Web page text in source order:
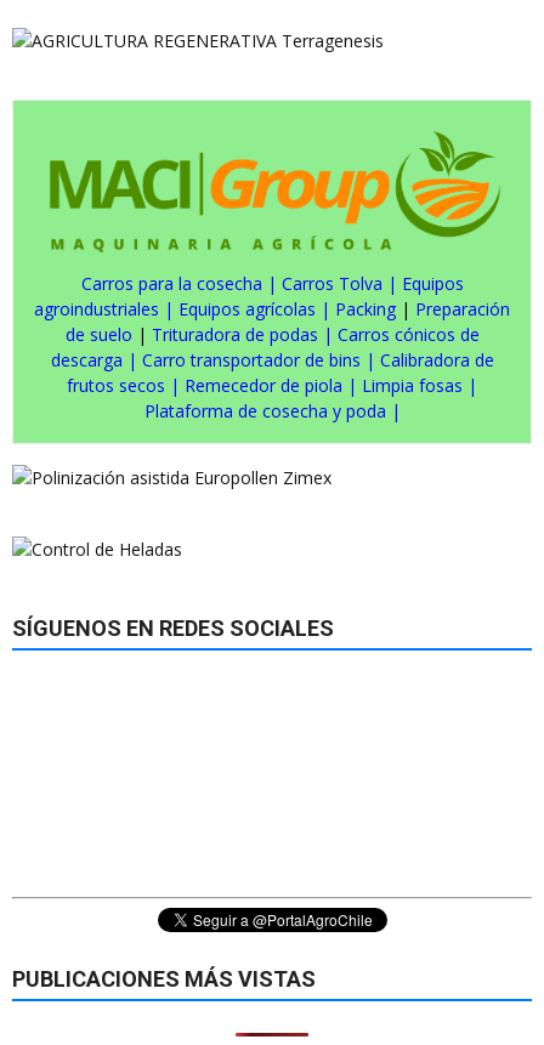
Carros para la cosecha | Carros Tolva | Equipos
agroindustriales | Equipos agrícolas | Packing | Preparación
de suelo | Trituradora de podas | Carros cónicos de
descarga | Carro transportador de bins | Calibradora de
frutos secos | Remecedor de piola | Limpia fosas |
Plataforma de cosecha y poda |
SÍGUENOS EN REDES SOCIALES
PUBLICACIONES MÁS VISTAS